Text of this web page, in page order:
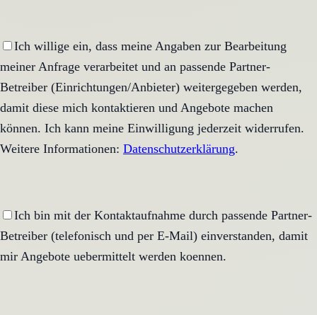
Ich willige ein, dass meine Angaben zur Bearbeitung
meiner Anfrage verarbeitet und an passende Partner-
Betreiber (Einrichtungen/Anbieter) weitergegeben werden,
damit diese mich kontaktieren und Angebote machen
können. Ich kann meine Einwilligung jederzeit widerrufen.
Weitere Informationen: Datenschutzerklärung.
Ich bin mit der Kontaktaufnahme durch passende Partner-
Betreiber (telefonisch und per E-Mail) einverstanden, damit
mir Angebote uebermittelt werden koennen.